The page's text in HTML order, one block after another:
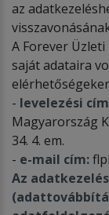
az
A Forever
saját adataira
- levelezési
Magyarország
34. 4. em.
- e-mail cím:
Az